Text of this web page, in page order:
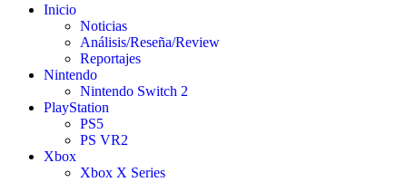
Inicio
Noticias
Análisis/Reseña/Review
Reportajes
Nintendo
Nintendo Switch 2
PlayStation
PS5
PS VR2
Xbox
Xbox X Series